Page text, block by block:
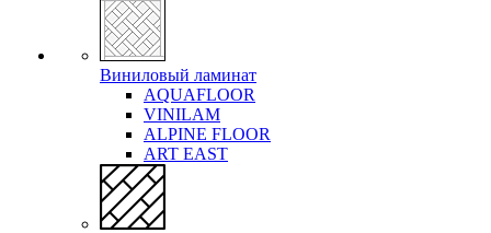
Виниловый ламинат
AQUAFLOOR
VINILAM
ALPINE FLOOR
ART EAST